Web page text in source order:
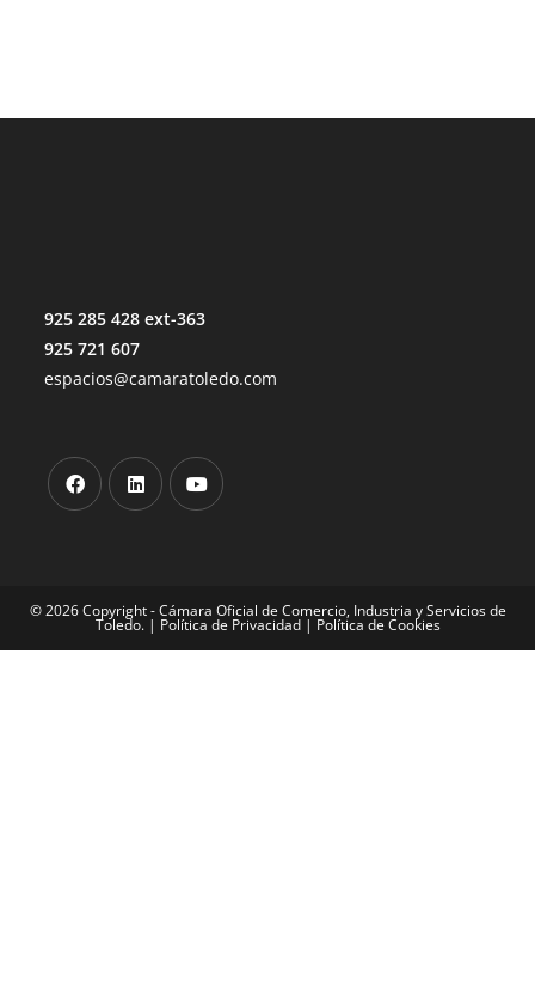
925 285 428 ext-363
925 721 607
espacios@camaratoledo.com
© 2026 Copyright - Cámara Oficial de Comercio, Industria y Servicios de
Toledo. | Política de Privacidad| Política de Cookies